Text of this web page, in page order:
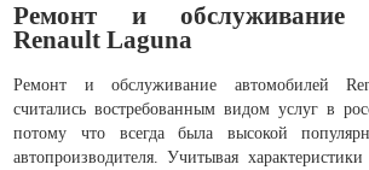
Ремонт и обслуживание
Renault Laguna
Ремонт и обслуживание автомобилей
считались востребованным видом услуг в
потому что всегда была высокой
автопроизводителя. Учитывая